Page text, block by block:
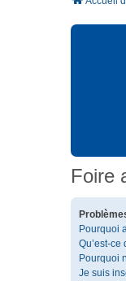
Foire
Pourquoi
Qu’est-ce
Pourquoi
Je suis